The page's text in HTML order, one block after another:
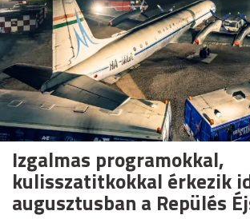
Izgalmas programokkal,
kulisszatitkokkal érkezik
augusztusban a Repülés